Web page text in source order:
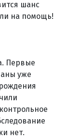
шанс
на помощь!
Первые
уже
нет.